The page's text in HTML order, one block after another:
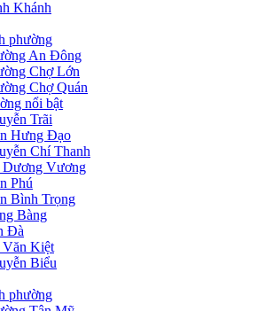
Khánh
phường
An Đông
Chợ Lớn
Chợ Quán
nổi bật
Trãi
Hưng Đạo
Chí Thanh
Dương Vương
Phú
Bình Trọng
Bàng
Đà
Kiệt
Biểu
phường